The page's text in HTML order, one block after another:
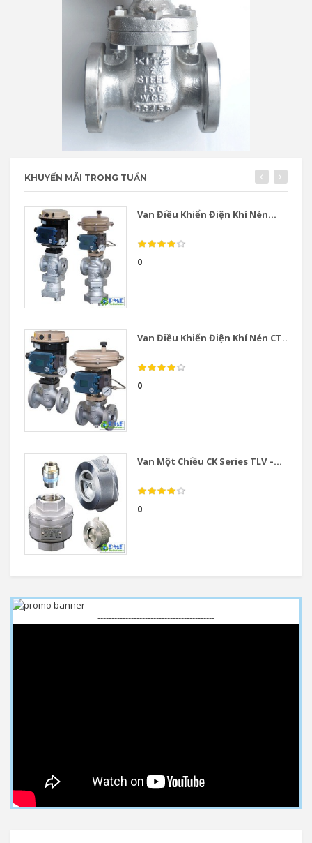
KHUYẾN MÃI TRONG TUẦN
Van Điều Khiển Điện Khí Nén...
0
Van Điều Khiển Điện Khí Nén CT...
0
Van Một Chiều CK Series TLV –...
0
------------------------------------------